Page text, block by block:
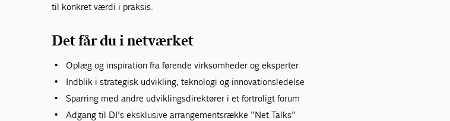
til konkret værdi i praksis.
Det får du i netværket
Oplæg og inspiration fra førende virksomheder og eksperter
Indblik i strategisk udvikling, teknologi og innovationsledelse
Sparring med andre udviklingsdirektører i et fortroligt forum
Adgang til DI’s eksklusive arrangementsrække ”Net Talks”